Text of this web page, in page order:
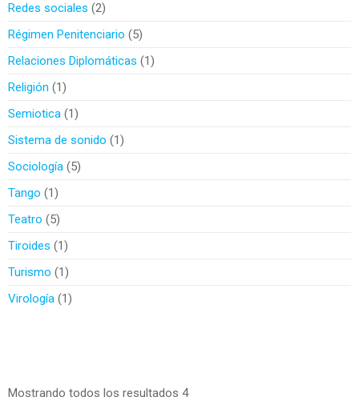
Redes sociales 2
Régimen Penitenciario
5
Relaciones Diplomáticas
1
Religión
1
Semiotica 1
Sistema de sonido
1
Sociología 5
Tango
1
Teatro
5
Tiroides
1
Turismo
1
Virología 1
Mostrando todos los resultados 4